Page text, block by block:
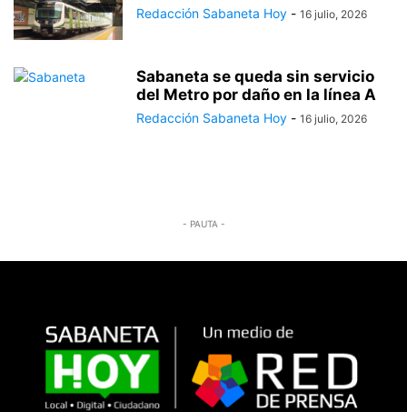
Redacción Sabaneta Hoy - 16 julio, 2026
Sabaneta se queda sin servicio
del Metro por daño en la línea A
Redacción Sabaneta Hoy - 16 julio, 2026
- PAUTA -